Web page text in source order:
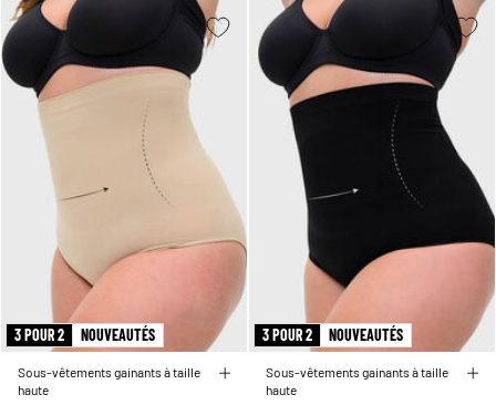
3 POUR 2 NOUVEAUTÉS
Sous-vêtements gainants à taille
haute
3 POUR 2 NOUVEAUTÉS
Sous-vêtements gainants à taille
haute